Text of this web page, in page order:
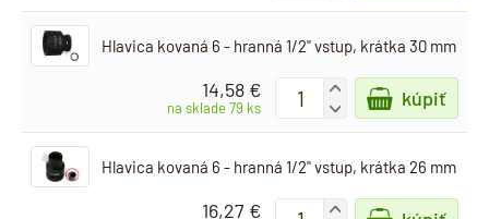
Hlavica kovaná 6 - hranná 1/2" vstup, krátka 30 mm
14,58 €
na sklade 79 ks
+
-
kúpiť
Hlavica kovaná 6 - hranná 1/2" vstup, krátka 26 mm
16,27 €
+